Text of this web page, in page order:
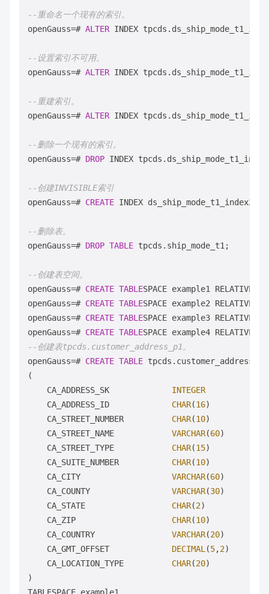
--重命名一个现有的索引。
openGauss=# ALTER INDEX
--设置索引不可用。
openGauss=# ALTER INDEX
--重建索引。
openGauss=# ALTER INDEX
--删除一个现有的索引。
openGauss=# DROP INDEX
--创建INVISIBLE索引
openGauss=# CREATE INDEX ds_ship_mode_t1_index2
--删除表。
openGauss=# DROP TABLE tpcds.ship_mode_t1;
--创建表空间。
openGauss=# CREATE TABLESPACE example1 RELATIVE
openGauss=# CREATE TABLESPACE example2 RELATIVE
openGauss=# CREATE TABLESPACE example3 RELATIVE
openGauss=# CREATE TABLESPACE example4 RELATIVE
--创建表tpcds.customer_address_p1。
openGauss=# CREATE TABLE tpcds.customer_address_p1
(
    CA_ADDRESS_SK
INTEGER
    CA_ADDRESS_ID
CHAR(16
    CA_STREET_NUMBER
CHAR(10)
    CA_STREET_NAME
VARCHAR(60)
    CA_STREET_TYPE
CHAR(15)
    CA_SUITE_NUMBER
CHAR(10)
    CA_CITY
VARCHAR(60)
    CA_COUNTY
VARCHAR(30)
    CA_STATE
CHAR(2)
    CA_ZIP
CHAR(10)
    CA_COUNTRY
VARCHAR(20)
    CA_GMT_OFFSET
DECIMAL (5,2)
    CA_LOCATION_TYPE
CHAR(20)
)